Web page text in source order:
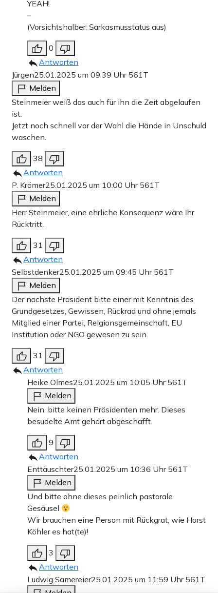
YEAH!
–
(Vorsichtshalber: Sarkasmusstatus aus)
0
Antworten
Jürgen25.01.2025 um 09:39 Uhr 561T
Melden
Steinmeier weiß das auch für ihn die Zeit abgelaufen
ist.
Jetzt noch schnell vor der Wahl die Hände in Unschuld
waschen.
38
Antworten
P. Krämer25.01.2025 um 10:00 Uhr 561T
Melden
Herr Steinmeier, eine ehrliche Konsequenz wäre Ihr
Rücktritt.
31
Antworten
Selbstdenker25.01.2025 um 09:45 Uhr 561T
Melden
Der nächste Präsident bitte einer mit Kenntnis des
Grundgesetzes, Gewissen, Rückrad und ohne jemals
Mitglied einer Partei, Relgionsgemeinschaft, EU
Institution oder NGO gewesen zu sein.
31
Antworten
Heike Olmes25.01.2025 um 10:05 Uhr 561T
Melden
Nein, bitte keinen Präsidenten mehr. Dieses
besudelte Amt gehört abgeschafft.
9
Antworten
Enttäuschter25.01.2025 um 10:36 Uhr 561T
Melden
Und bitte ohne dieses peinlich pastorale
Gesäusel
Wir brauchen eine Person mit Rückgrat, wie Horst
Köhler es hat(te)!
3
Antworten
Ludwig Samereier25.01.2025 um 11:59 Uhr 561T